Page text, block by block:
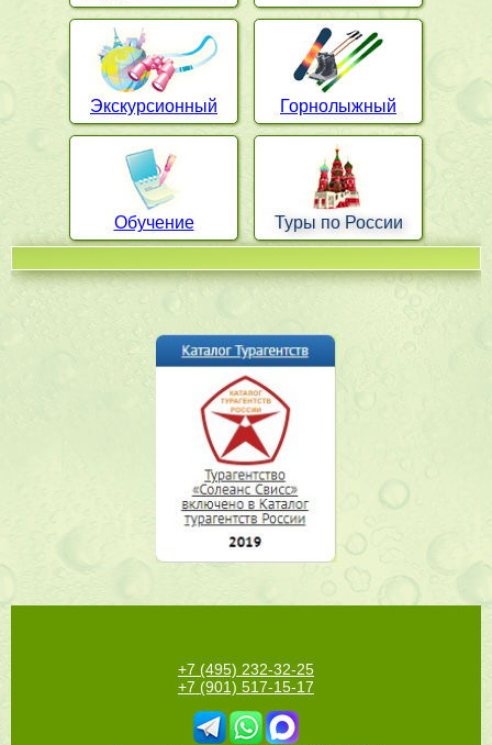
Экскурсионный Горнолыжный
Обучение Туры по России
+7 (495) 232-32-25
+7 (901) 517-15-17